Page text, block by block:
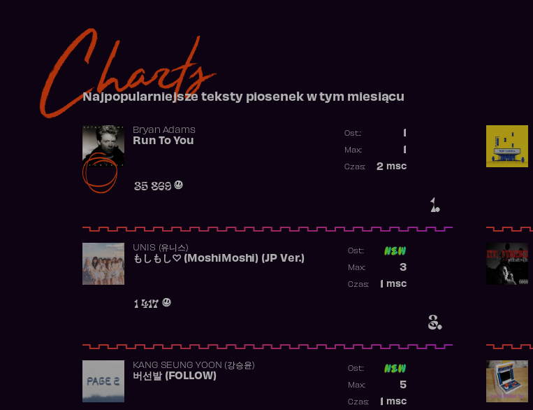
Charts
Najpopularniejsze teksty piosenek w tym miesiącu
1.
Bryan Adams
Run To You
35 869
Ost.:
Max:
2 msc
Czas:
3.
UNIS (유니스)
もしもし♡ (MoshiMoshi) (JP Ver.)
1 417
Ost:
3
Max:
msc
Czas:
KANG SEUNG YOON (강승윤)
버선발 (FOLLOW)
Ost:
5
Max:
msc
Czas: